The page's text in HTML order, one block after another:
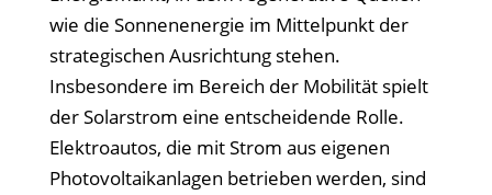
wie die Sonnenenergie im Mittelpunkt der
strategischen Ausrichtung stehen.
Insbesondere im Bereich der Mobilität spielt
der Solarstrom eine entscheidende Rolle.
Elektroautos, die mit Strom aus eigenen
Photovoltaikanlagen betrieben werden, sind